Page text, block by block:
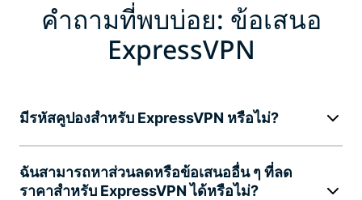
คำถามที่พบบ่อย: ข้อเสนอ
ExpressVPN
มีรหัสคูปองสำหรับ ExpressVPN หรือไม่?
ฉันสามารถหาส่วนลดหรือข้อเสนออื่น ๆ ที่ลด
ราคาสำหรับ ExpressVPN ได้หรือไม่?